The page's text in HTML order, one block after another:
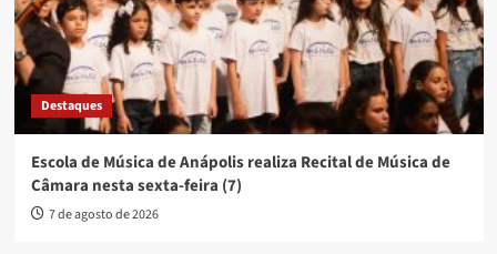
Destaques
Escola de Música de Anápolis realiza Recital de Música de
Câmara nesta sexta-feira (7)
7 de agosto de 2026